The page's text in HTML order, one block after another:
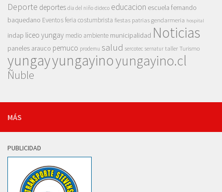
Deporte deportes dia del niño dideco educacion escuela fernando
baquedano Eventosferia costumbrista fiestas patrias gendarmeria hospital
indap liceo yungay medio ambiente municipalidad Noticias
paneles arauco pemuco prodemu salud sercotec sernatur taller Turismo
yungayyungayinoyungayino.cl
Ñuble
MÁS
PUBLICIDAD